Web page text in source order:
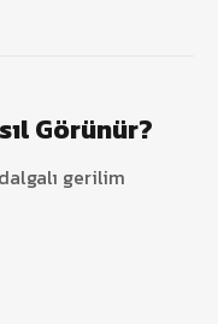
Görünür?
gerilim